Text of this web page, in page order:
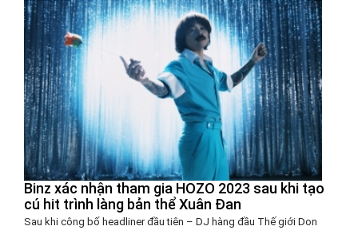
Binz xác nhận tham gia HOZO 2023 sau khi tạo
cú hit trình làng bản thể Xuân Đan
Sau khi công bố headliner đầu tiên – DJ hàng đầu Thế giới Don